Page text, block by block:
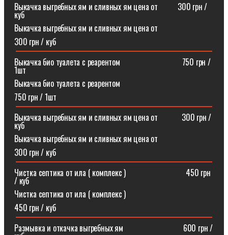
Выкачка выгребных ям и сливных ям цена от ⠀⠀⠀300 грн /
куб
Выкачка выгребных ям и сливных ям цена от
300 грн / куб
Выкачка био туалета с реарентом ⠀⠀⠀⠀⠀⠀⠀⠀⠀⠀750 грн /
1шт
Выкачка био туалета с реарентом
750 грн / 1шт
Выкачка выгребных ям и сливных ям цена от⠀⠀⠀⠀300 грн /
куб
Выкачка выгребных ям и сливных ям цена от
300 грн / куб
Чистка септика от ила ( комплекс )⠀⠀⠀⠀⠀⠀⠀⠀⠀⠀450 грн
/ куб
Чистка септика от ила ( комплекс )
450 грн / куб
Размывка и откачка выгребных ям⠀⠀⠀⠀⠀⠀⠀⠀⠀⠀600 грн /